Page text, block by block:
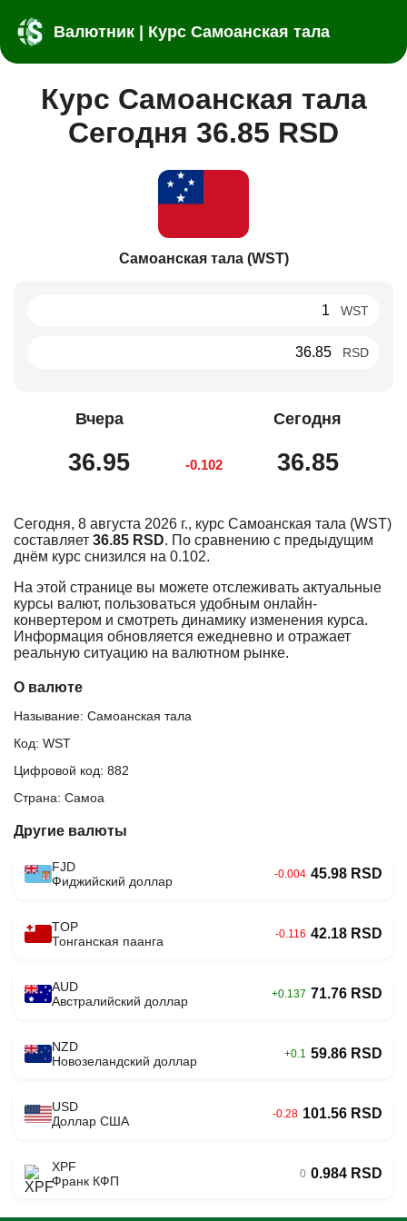
Валютник | Курс Самоанская тала
Курс Самоанская тала
Сегодня 36.85 RSD
Самоанская тала (WST)
WST
RSD
Вчера
36.95 -0.102
Сегодня
36.85
Сегодня, 8 августа 2026 г., курс Самоанская тала (WST)
составляет 36.85 RSD. По сравнению с предыдущим
днём курс снизился на 0.102.
На этой странице вы можете отслеживать актуальные
курсы валют, пользоваться удобным онлайн-
конвертером и смотреть динамику изменения курса.
Информация обновляется ежедневно и отражает
реальную ситуацию на валютном рынке.
О валюте
Называние: Самоанская тала
Код: WST
Цифровой код: 882
Страна: Самоа
Другие валюты
FJD
Фиджийский доллар
-0.004 45.98 RSD
TOP
Тонганская паанга
-0.116 42.18 RSD
AUD
Австралийский доллар
+0.137 71.76 RSD
NZD
Новозеландский доллар
+0.1 59.86 RSD
USD
Доллар США
-0.28 101.56 RSD
XPF
Франк КФП
0 0.984 RSD